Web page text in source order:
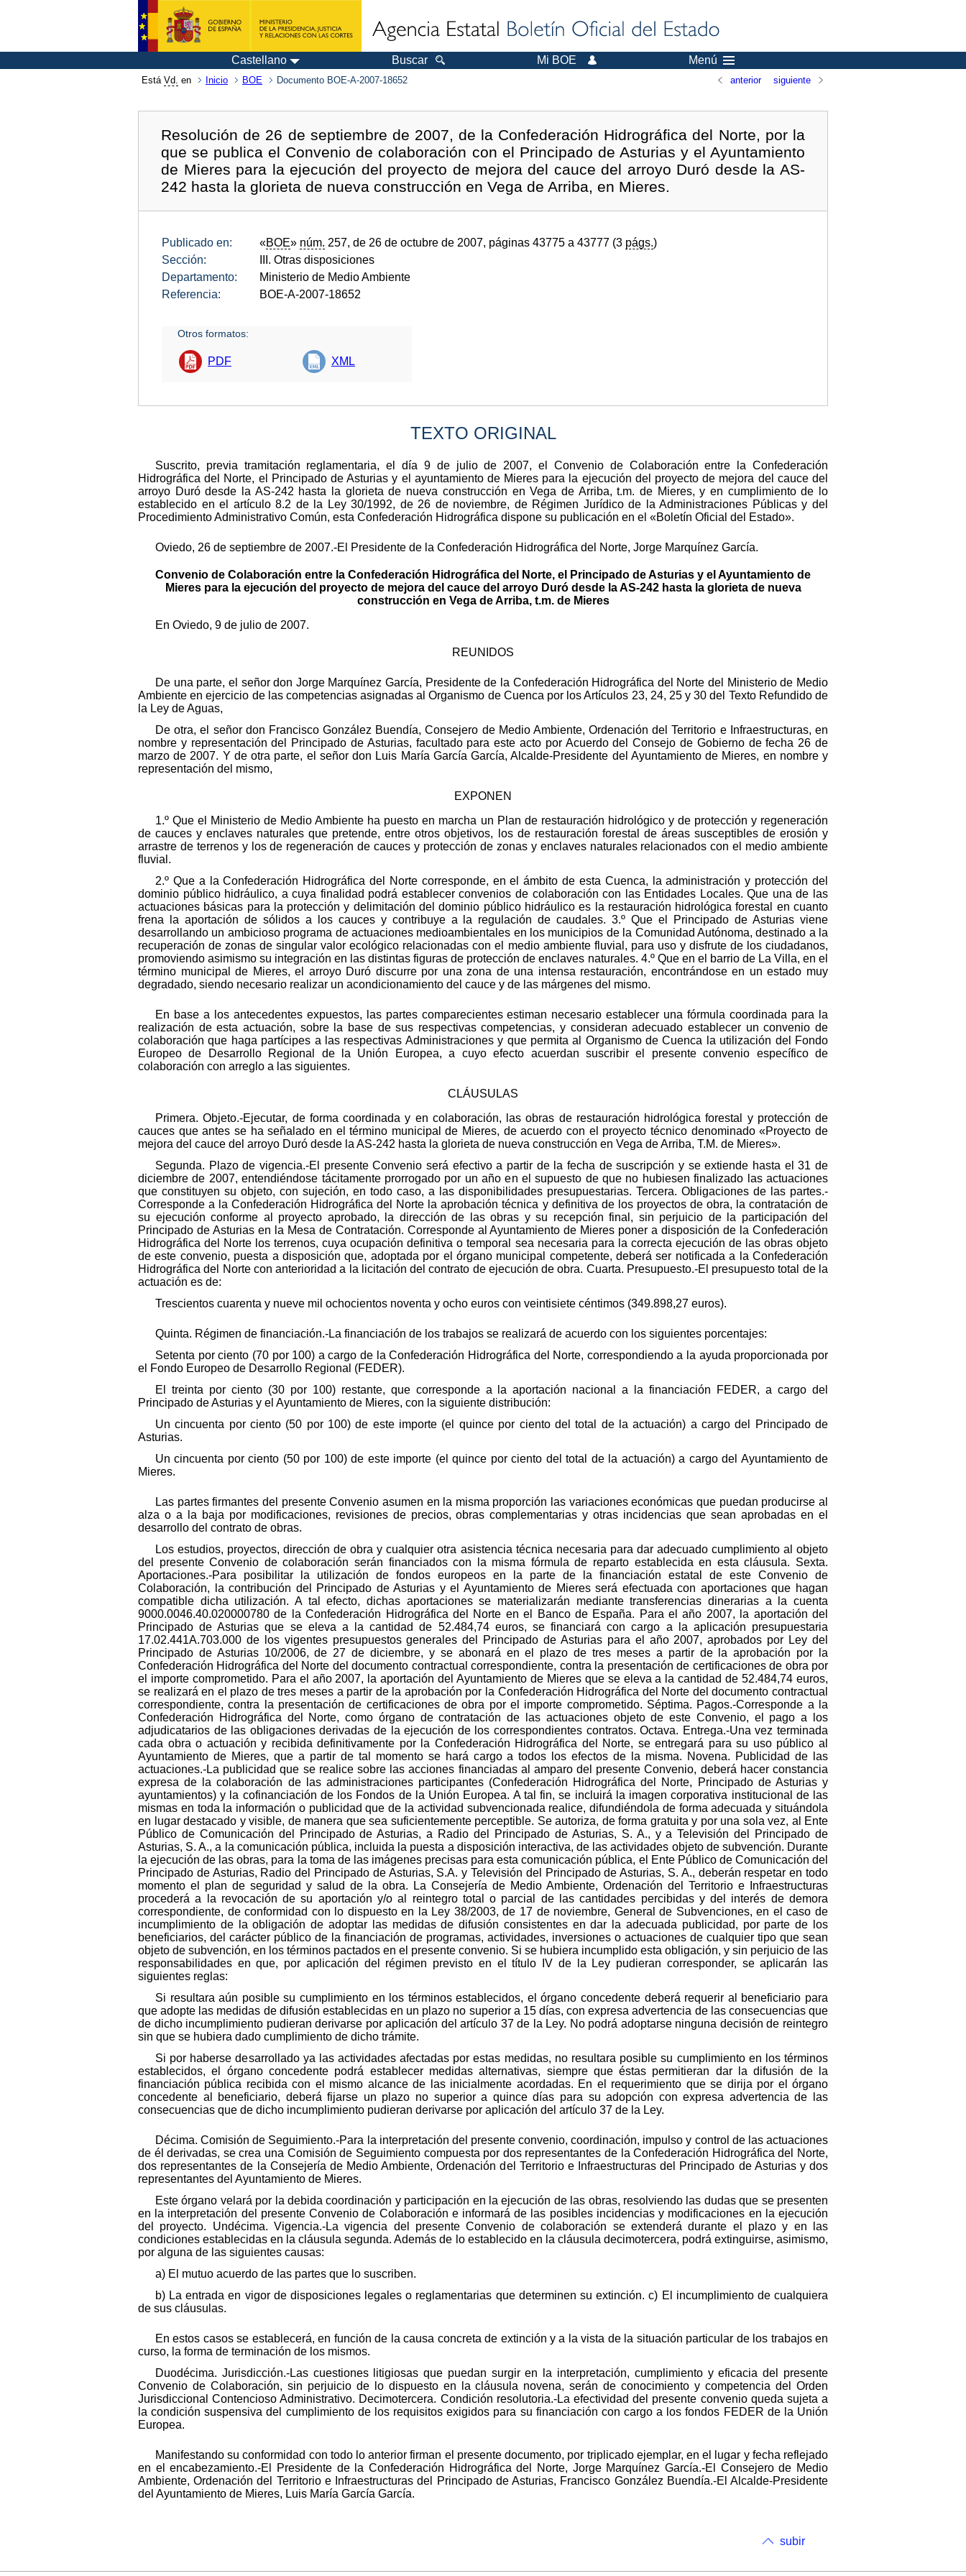
Castellano Buscar Mi BOE Menú
Está Vd. en Inicio BOE Documento BOE-A-2007-18652 anterior siguiente
Resolución de 26 de septiembre de 2007, de la Confederación Hidrográfica del Norte, por la
que se publica el Convenio de colaboración con el Principado de Asturias y el Ayuntamiento
de Mieres para la ejecución del proyecto de mejora del cauce del arroyo Duró desde la AS-
242 hasta la glorieta de nueva construcción en Vega de Arriba, en Mieres.
Publicado en: «BOE» núm. 257, de 26 de octubre de 2007, páginas 43775 a 43777 (3 págs.)
Sección:
III. Otras disposiciones
Departamento:
Ministerio de Medio Ambiente
Referencia:
BOE-A-2007-18652
Otros formatos:
PDF XML
TEXTO ORIGINAL
Suscrito, previa tramitación reglamentaria, el día 9 de julio de 2007, el Convenio de Colaboración entre la Confederación
Hidrográfica del Norte, el Principado de Asturias y el ayuntamiento de Mieres para la ejecución del proyecto de mejora del cauce del
arroyo Duró desde la AS-242 hasta la glorieta de nueva construcción en Vega de Arriba, t.m. de Mieres, y en cumplimiento de lo
establecido en el artículo 8.2 de la Ley 30/1992, de 26 de noviembre, de Régimen Jurídico de la Administraciones Públicas y del
Procedimiento Administrativo Común, esta Confederación Hidrográfica dispone su publicación en el «Boletín Oficial del Estado».
Oviedo, 26 de septiembre de 2007.-El Presidente de la Confederación Hidrográfica del Norte, Jorge Marquínez García.
Convenio de Colaboración entre la Confederación Hidrográfica del Norte, el Principado de Asturias y el Ayuntamiento de
Mieres para la ejecución del proyecto de mejora del cauce del arroyo Duró desde la AS-242 hasta la glorieta de nueva
construcción en Vega de Arriba, t.m. de Mieres
En Oviedo, 9 de julio de 2007.
REUNIDOS
De una parte, el señor don Jorge Marquínez García, Presidente de la Confederación Hidrográfica del Norte del Ministerio de Medio
Ambiente en ejercicio de las competencias asignadas al Organismo de Cuenca por los Artículos 23, 24, 25 y 30 del Texto Refundido de
la Ley de Aguas,
De otra, el señor don Francisco González Buendía, Consejero de Medio Ambiente, Ordenación del Territorio e Infraestructuras, en
nombre y representación del Principado de Asturias, facultado para este acto por Acuerdo del Consejo de Gobierno de fecha 26 de
marzo de 2007. Y de otra parte, el señor don Luis María García García, Alcalde-Presidente del Ayuntamiento de Mieres, en nombre y
representación del mismo,
EXPONEN
1.º Que el Ministerio de Medio Ambiente ha puesto en marcha un Plan de restauración hidrológico y de protección y regeneración
de cauces y enclaves naturales que pretende, entre otros objetivos, los de restauración forestal de áreas susceptibles de erosión y
arrastre de terrenos y los de regeneración de cauces y protección de zonas y enclaves naturales relacionados con el medio ambiente
fluvial.
2.º Que a la Confederación Hidrográfica del Norte corresponde, en el ámbito de esta Cuenca, la administración y protección del
dominio público hidráulico, a cuya finalidad podrá establecer convenios de colaboración con las Entidades Locales. Que una de las
actuaciones básicas para la protección y delimitación del dominio público hidráulico es la restauración hidrológica forestal en cuanto
frena la aportación de sólidos a los cauces y contribuye a la regulación de caudales. 3.º Que el Principado de Asturias viene
desarrollando un ambicioso programa de actuaciones medioambientales en los municipios de la Comunidad Autónoma, destinado a la
recuperación de zonas de singular valor ecológico relacionadas con el medio ambiente fluvial, para uso y disfrute de los ciudadanos,
promoviendo asimismo su integración en las distintas figuras de protección de enclaves naturales. 4.º Que en el barrio de La Villa, en el
término municipal de Mieres, el arroyo Duró discurre por una zona de una intensa restauración, encontrándose en un estado muy
degradado, siendo necesario realizar un acondicionamiento del cauce y de las márgenes del mismo.
En base a los antecedentes expuestos, las partes comparecientes estiman necesario establecer una fórmula coordinada para la
realización de esta actuación, sobre la base de sus respectivas competencias, y consideran adecuado establecer un convenio de
colaboración que haga partícipes a las respectivas Administraciones y que permita al Organismo de Cuenca la utilización del Fondo
Europeo de Desarrollo Regional de la Unión Europea, a cuyo efecto acuerdan suscribir el presente convenio específico de
colaboración con arreglo a las siguientes.
CLÁUSULAS
Primera. Objeto.-Ejecutar, de forma coordinada y en colaboración, las obras de restauración hidrológica forestal y protección de
cauces que antes se ha señalado en el término municipal de Mieres, de acuerdo con el proyecto técnico denominado «Proyecto de
mejora del cauce del arroyo Duró desde la AS-242 hasta la glorieta de nueva construcción en Vega de Arriba, T.M. de Mieres».
Segunda. Plazo de vigencia.-El presente Convenio será efectivo a partir de la fecha de suscripción y se extiende hasta el 31 de
diciembre de 2007, entendiéndose tácitamente prorrogado por un año en el supuesto de que no hubiesen finalizado las actuaciones
que constituyen su objeto, con sujeción, en todo caso, a las disponibilidades presupuestarias. Tercera. Obligaciones de las partes.-
Corresponde a la Confederación Hidrográfica del Norte la aprobación técnica y definitiva de los proyectos de obra, la contratación de
su ejecución conforme al proyecto aprobado, la dirección de las obras y su recepción final, sin perjuicio de la participación del
Principado de Asturias en la Mesa de Contratación. Corresponde al Ayuntamiento de Mieres poner a disposición de la Confederación
Hidrográfica del Norte los terrenos, cuya ocupación definitiva o temporal sea necesaria para la correcta ejecución de las obras objeto
de este convenio, puesta a disposición que, adoptada por el órgano municipal competente, deberá ser notificada a la Confederación
Hidrográfica del Norte con anterioridad a la licitación del contrato de ejecución de obra. Cuarta. Presupuesto.-El presupuesto total de la
actuación es de:
Trescientos cuarenta y nueve mil ochocientos noventa y ocho euros con veintisiete céntimos (349.898,27 euros).
Quinta. Régimen de financiación.-La financiación de los trabajos se realizará de acuerdo con los siguientes porcentajes:
Setenta por ciento (70 por 100) a cargo de la Confederación Hidrográfica del Norte, correspondiendo a la ayuda proporcionada por
el Fondo Europeo de Desarrollo Regional (FEDER).
El treinta por ciento (30 por 100) restante, que corresponde a la aportación nacional a la financiación FEDER, a cargo del
Principado de Asturias y el Ayuntamiento de Mieres, con la siguiente distribución:
Un cincuenta por ciento (50 por 100) de este importe (el quince por ciento del total de la actuación) a cargo del Principado de
Asturias.
Un cincuenta por ciento (50 por 100) de este importe (el quince por ciento del total de la actuación) a cargo del Ayuntamiento de
Mieres.
Las partes firmantes del presente Convenio asumen en la misma proporción las variaciones económicas que puedan producirse al
alza o a la baja por modificaciones, revisiones de precios, obras complementarias y otras incidencias que sean aprobadas en el
desarrollo del contrato de obras.
Los estudios, proyectos, dirección de obra y cualquier otra asistencia técnica necesaria para dar adecuado cumplimiento al objeto
del presente Convenio de colaboración serán financiados con la misma fórmula de reparto establecida en esta cláusula. Sexta.
Aportaciones.-Para posibilitar la utilización de fondos europeos en la parte de la financiación estatal de este Convenio de
Colaboración, la contribución del Principado de Asturias y el Ayuntamiento de Mieres será efectuada con aportaciones que hagan
compatible dicha utilización. A tal efecto, dichas aportaciones se materializarán mediante transferencias dinerarias a la cuenta
9000.0046.40.020000780 de la Confederación Hidrográfica del Norte en el Banco de España. Para el año 2007, la aportación del
Principado de Asturias que se eleva a la cantidad de 52.484,74 euros, se financiará con cargo a la aplicación presupuestaria
17.02.441A.703.000 de los vigentes presupuestos generales del Principado de Asturias para el año 2007, aprobados por Ley del
Principado de Asturias 10/2006, de 27 de diciembre, y se abonará en el plazo de tres meses a partir de la aprobación por la
Confederación Hidrográfica del Norte del documento contractual correspondiente, contra la presentación de certificaciones de obra por
el importe comprometido. Para el año 2007, la aportación del Ayuntamiento de Mieres que se eleva a la cantidad de 52.484,74 euros,
se realizará en el plazo de tres meses a partir de la aprobación por la Confederación Hidrográfica del Norte del documento contractual
correspondiente, contra la presentación de certificaciones de obra por el importe comprometido. Séptima. Pagos.-Corresponde a la
Confederación Hidrográfica del Norte, como órgano de contratación de las actuaciones objeto de este Convenio, el pago a los
adjudicatarios de las obligaciones derivadas de la ejecución de los correspondientes contratos. Octava. Entrega.-Una vez terminada
cada obra o actuación y recibida definitivamente por la Confederación Hidrográfica del Norte, se entregará para su uso público al
Ayuntamiento de Mieres, que a partir de tal momento se hará cargo a todos los efectos de la misma. Novena. Publicidad de las
actuaciones.-La publicidad que se realice sobre las acciones financiadas al amparo del presente Convenio, deberá hacer constancia
expresa de la colaboración de las administraciones participantes (Confederación Hidrográfica del Norte, Principado de Asturias y
ayuntamientos) y la cofinanciación de los Fondos de la Unión Europea. A tal fin, se incluirá la imagen corporativa institucional de las
mismas en toda la información o publicidad que de la actividad subvencionada realice, difundiéndola de forma adecuada y situándola
en lugar destacado y visible, de manera que sea suficientemente perceptible. Se autoriza, de forma gratuita y por una sola vez, al Ente
Público de Comunicación del Principado de Asturias, a Radio del Principado de Asturias, S. A., y a Televisión del Principado de
Asturias, S. A., a la comunicación pública, incluida la puesta a disposición interactiva, de las actividades objeto de subvención. Durante
la ejecución de las obras, para la toma de las imágenes precisas para esta comunicación pública, el Ente Público de Comunicación del
Principado de Asturias, Radio del Principado de Asturias, S.A. y Televisión del Principado de Asturias, S. A., deberán respetar en todo
momento el plan de seguridad y salud de la obra. La Consejería de Medio Ambiente, Ordenación del Territorio e Infraestructuras
procederá a la revocación de su aportación y/o al reintegro total o parcial de las cantidades percibidas y del interés de demora
correspondiente, de conformidad con lo dispuesto en la Ley 38/2003, de 17 de noviembre, General de Subvenciones, en el caso de
incumplimiento de la obligación de adoptar las medidas de difusión consistentes en dar la adecuada publicidad, por parte de los
beneficiarios, del carácter público de la financiación de programas, actividades, inversiones o actuaciones de cualquier tipo que sean
objeto de subvención, en los términos pactados en el presente convenio. Si se hubiera incumplido esta obligación, y sin perjuicio de las
responsabilidades en que, por aplicación del régimen previsto en el título IV de la Ley pudieran corresponder, se aplicarán las
siguientes reglas:
Si resultara aún posible su cumplimiento en los términos establecidos, el órgano concedente deberá requerir al beneficiario para
que adopte las medidas de difusión establecidas en un plazo no superior a 15 días, con expresa advertencia de las consecuencias que
de dicho incumplimiento pudieran derivarse por aplicación del artículo 37 de la Ley. No podrá adoptarse ninguna decisión de reintegro
sin que se hubiera dado cumplimiento de dicho trámite.
Si por haberse desarrollado ya las actividades afectadas por estas medidas, no resultara posible su cumplimiento en los términos
establecidos, el órgano concedente podrá establecer medidas alternativas, siempre que éstas permitieran dar la difusión de la
financiación pública recibida con el mismo alcance de las inicialmente acordadas. En el requerimiento que se dirija por el órgano
concedente al beneficiario, deberá fijarse un plazo no superior a quince días para su adopción con expresa advertencia de las
consecuencias que de dicho incumplimiento pudieran derivarse por aplicación del artículo 37 de la Ley.
Décima. Comisión de Seguimiento.-Para la interpretación del presente convenio, coordinación, impulso y control de las actuaciones
de él derivadas, se crea una Comisión de Seguimiento compuesta por dos representantes de la Confederación Hidrográfica del Norte,
dos representantes de la Consejería de Medio Ambiente, Ordenación del Territorio e Infraestructuras del Principado de Asturias y dos
representantes del Ayuntamiento de Mieres.
Este órgano velará por la debida coordinación y participación en la ejecución de las obras, resolviendo las dudas que se presenten
en la interpretación del presente Convenio de Colaboración e informará de las posibles incidencias y modificaciones en la ejecución
del proyecto. Undécima. Vigencia.-La vigencia del presente Convenio de colaboración se extenderá durante el plazo y en las
condiciones establecidas en la cláusula segunda. Además de lo establecido en la cláusula decimotercera, podrá extinguirse, asimismo,
por alguna de las siguientes causas:
a) El mutuo acuerdo de las partes que lo suscriben.
b) La entrada en vigor de disposiciones legales o reglamentarias que determinen su extinción. c) El incumplimiento de cualquiera
de sus cláusulas.
En estos casos se establecerá, en función de la causa concreta de extinción y a la vista de la situación particular de los trabajos en
curso, la forma de terminación de los mismos.
Duodécima. Jurisdicción.-Las cuestiones litigiosas que puedan surgir en la interpretación, cumplimiento y eficacia del presente
Convenio de Colaboración, sin perjuicio de lo dispuesto en la cláusula novena, serán de conocimiento y competencia del Orden
Jurisdiccional Contencioso Administrativo. Decimotercera. Condición resolutoria.-La efectividad del presente convenio queda sujeta a
la condición suspensiva del cumplimiento de los requisitos exigidos para su financiación con cargo a los fondos FEDER de la Unión
Europea.
Manifestando su conformidad con todo lo anterior firman el presente documento, por triplicado ejemplar, en el lugar y fecha reflejado
en el encabezamiento.-El Presidente de la Confederación Hidrográfica del Norte, Jorge Marquínez García.-El Consejero de Medio
Ambiente, Ordenación del Territorio e Infraestructuras del Principado de Asturias, Francisco González Buendía.-El Alcalde-Presidente
del Ayuntamiento de Mieres, Luis María García García.
subir